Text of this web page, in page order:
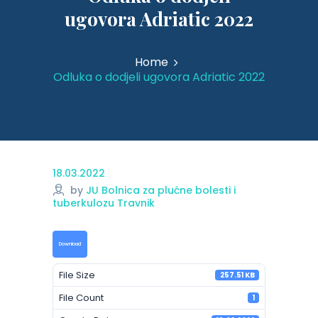
ugovora Adriatic 2022
Home
Odluka o dodjeli ugovora Adriatic 2022
18.03.2022
by JU Bolnica za plućne bolesti i
tuberkulozu Travnik
Download
File Size 257.51 KB
File Count 1